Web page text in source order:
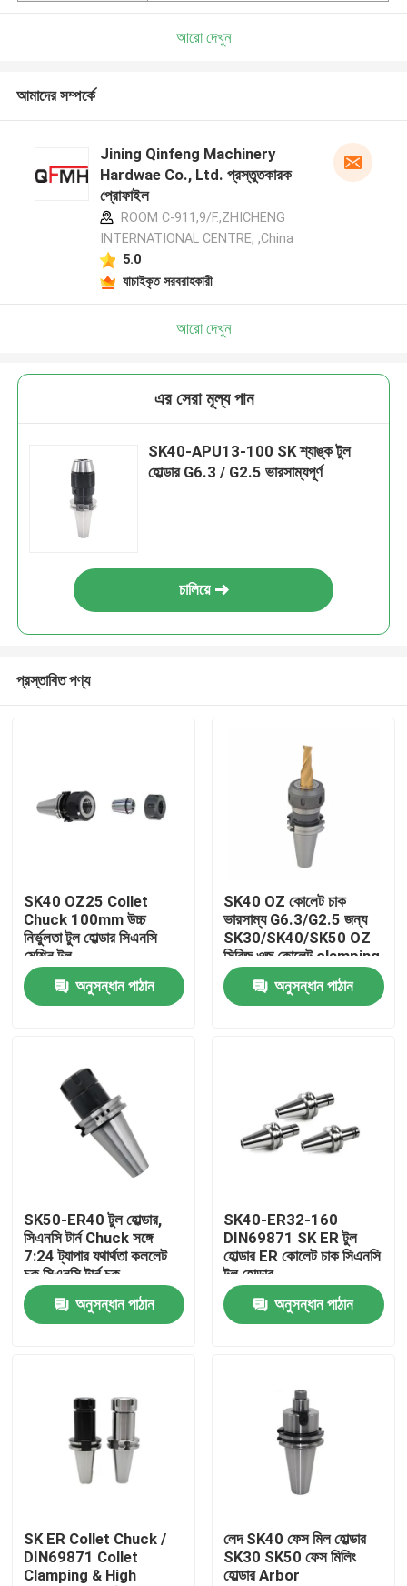
আমাদের সম্পর্কে
কারখানা ভ্রমণ
যোগাযোগ করুন
উদ্ধৃতির জন্য আবেদন
এসকে টুল হোল্ডার
আরো দেখুন
আমাদের সম্পর্কে
Jining Qinfeng Machinery
Hardwae Co., Ltd. প্রস্তুতকারক
প্রোফাইল
ROOM C-911,9/F.,ZHICHENG
INTERNATIONAL CENTRE, ,China
5.0
যাচাইকৃত সরবরাহকারী
আরো দেখুন
এর সেরা মূল্য পান
SK40-APU13-100 SK শ্যাঙ্ক টুল
হোল্ডার G6.3 / G2.5 ভারসাম্যপূর্ণ
চালিয়ে
প্রস্তাবিত পণ্য
SK40 OZ25 Collet
Chuck 100mm উচ্চ
নির্ভুলতা টুল হোল্ডার সিএনসি
মেশিন টুল
অনুসন্ধান পাঠান
SK40 OZ কোলেট চাক
ভারসাম্য G6.3/G2.5 জন্য
SK30/SK40/SK50 OZ
সিরিজ ওজ কোলেট clamping
টুল
অনুসন্ধান পাঠান
SK50-ER40 টুল হোল্ডার,
সিএনসি টার্ন Chuck সঙ্গে
7:24 ট্যাপার যথার্থতা কললেট
চক সিএনসি টার্ন চক
অনুসন্ধান পাঠান
SK40-ER32-160
DIN69871 SK ER টুল
হোল্ডার ER কোলেট চাক সিএনসি
টুল হোল্ডার
অনুসন্ধান পাঠান
SK ER Collet Chuck /
DIN69871 Collet
Clamping & High
লেদ SK40 ফেস মিল হোল্ডার
SK30 SK50 ফেস মিলিং
হোল্ডার Arbor